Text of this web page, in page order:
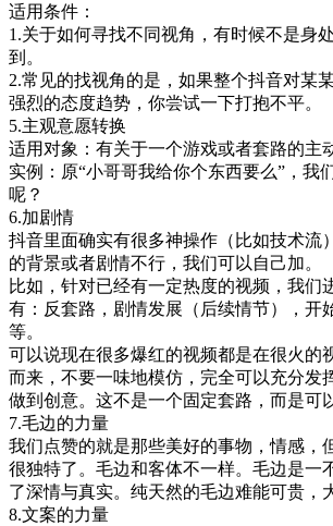
适用条件：
1.关于如何寻找不同视角，有时候不是身
到。
2.常见的找视角的是，如果整个抖音对某
强烈的态度趋势，你尝试一下打抱不平。
5.主观意愿转换
适用对象：有关于一个游戏或者套路的主
实例：原“小哥哥我给你个东西要么”，我
呢？
6.加剧情
抖音里面确实有很多神操作（比如技术流
的背景或者剧情不行，我们可以自己加。
比如，针对已经有一定热度的视频，我们
有：反套路，剧情发展（后续情节），开
等。
可以说现在很多爆红的视频都是在很火的
而来，不要一味地模仿，完全可以充分发
做到创意。这不是一个固定套路，而是可
7.毛边的力量
我们点赞的就是那些美好的事物，情感，
很独特了。毛边和客体不一样。毛边是一
了深情与真实。纯天然的毛边难能可贵，
8.文案的力量